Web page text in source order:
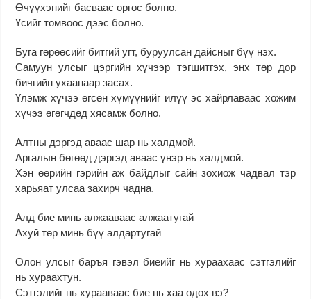
Өчүүхэнийг басваас өргөс болно.
Үсийг томвоос дээс болно.
Буга гөрөөсийг битгий угт, буруулсан дайсныг бүү нэх.
Самуун улсыг цэргийн хүчээр тэгшитгэх, энх төр дор
бичгийн ухаанаар засах.
Үлэмж хүчээ өгсөн хүмүүнийг илүү эс хайрлаваас хожим
хүчээ өгөгчдөд хясамж болно.
Алтны дэргэд аваас шар нь халдмой.
Аргалын бөгөөд дэргэд аваас үнэр нь халдмой.
Хэн өөрийн гэрийн аж байдлыг сайн зохиож чадвал тэр
харьяат улсаа захирч чадна.
Алд бие минь алжааваас алжаатугай
Ахуй төр минь бүү алдартугай
Олон улсыг баръя гэвэл биеийг нь хураахаас сэтгэлийг
нь хураахтун.
Сэтгэлийг нь хурааваас бие нь хаа одох вэ?